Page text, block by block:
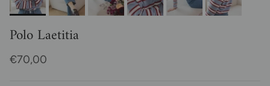
Polo Laetitia
Prix habituel
€70,00